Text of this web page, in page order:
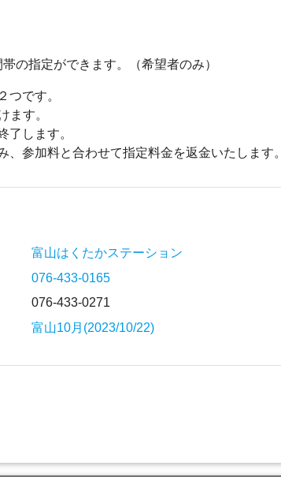
の指定ができます。（希望者のみ）
つです。
ます。
了します。
、参加料と合わせて指定料金を返金いたします。
富山はくたかステーション
076-433-0165
076-433-0271
富山10月(2023/10/22)